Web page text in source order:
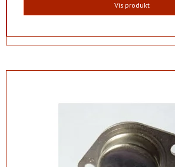
Vis produkt